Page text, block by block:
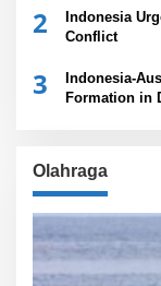
2
Indonesia
Conflict
3
Indonesia-
Formation in
Olahraga